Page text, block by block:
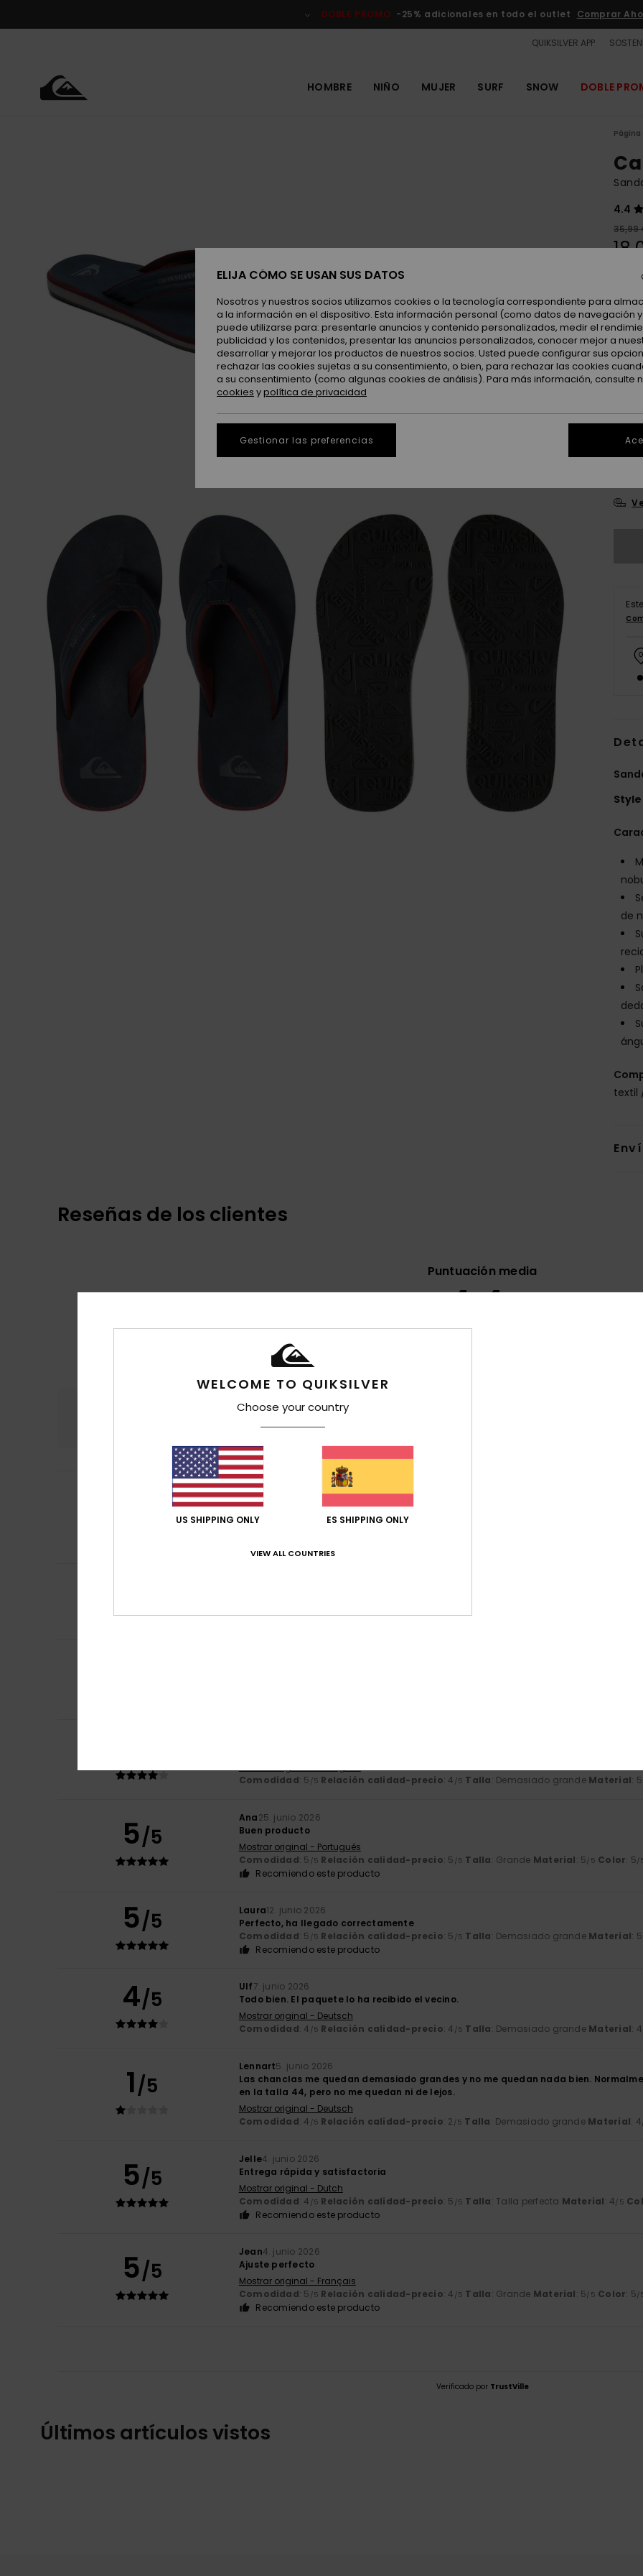
del
DOBLE PROMO -25% adicionales en todo el outlet Comprar
QUIKSILVER APP
HOMBRE NIÑO MUJER SURF SNOW DOBLE
Página
4.4
35,99
Color
Style
de
textil
Reseñas de los clientes
Puntuación media
4.4
Comodidad
Relación calidad-precio
Ottmar
Véase más arriba.
Mostrar original - Deutsch
Mostrar original - Português
Comodidad: 5 /5 Relación calidad-precio: 4 /5 Talla: Demasiado grande Material: 5
5/5
Ana25. junio 2026
Buen producto
Mostrar original - Português
Comodidad: 5 /5 Relación calidad-precio: 5 /5 Talla: Grande Material: 5/5 Color: 5/
Recomiendo este producto
5/5 Laura12. junio 2026
Perfecto, ha llegado correctamente
Comodidad: 5 /5 Relación calidad-precio: 5 /5 Talla: Demasiado grande Material: 5
Recomiendo este producto
4/5 Ulf7. junio 2026
Todo bien. El paquete lo ha recibido el vecino.
Mostrar original - Deutsch
Comodidad: 4 /5 Relación calidad-precio: 4 /5 Talla: Demasiado grande Material: 4
1/5
Lennart5. junio 2026
Las chanclas me quedan demasiado grandes y no me quedan nada bien.
en la talla 44, pero no me quedan ni de lejos.
Mostrar original - Deutsch
Comodidad: 4 /5 Relación calidad-precio: 2 /5 Talla: Demasiado grande Material: 4
5/5
Jelle4. junio 2026
Entrega rápida y satisfactoria
Mostrar original - Dutch
Comodidad: 4 /5 Relación calidad-precio: 5 /5 Talla: Talla perfecta Material: 4/5
Recomiendo este producto
5/5
Jean4. junio 2026
Ajuste perfecto
Mostrar original - Français
Comodidad: 5 /5 Relación calidad-precio: 4 /5 Talla: Grande Material: 5/5 Color: 5/
Recomiendo este producto
Verificado por TrustVille
Últimos artículos vistos
WELCOME TO QUIKSILVER
Choose your country
US SHIPPING ONLY ES SHIPPING ONLY
VIEW ALL COUNTRIES
ELIJA CÓMO SE USAN SUS DATOS
Nosotros y nuestros socios utilizamos cookies o la tecnología correspondiente para
a la información en el dispositivo. Esta información personal (como datos de navegación
puede utilizarse para: presentarle anuncios y contenido personalizados, medir el
publicidad y los contenidos, presentar las anuncios personalizados, conocer mejor a
desarrollar y mejorar los productos de nuestros socios. Usted puede configurar sus
rechazar las cookies sujetas a su consentimiento, o bien, para rechazar las cookies
a su consentimiento (como algunas cookies de análisis). Para más información, consulte
cookies ypolítica de privacidad
Gestionar las preferencias